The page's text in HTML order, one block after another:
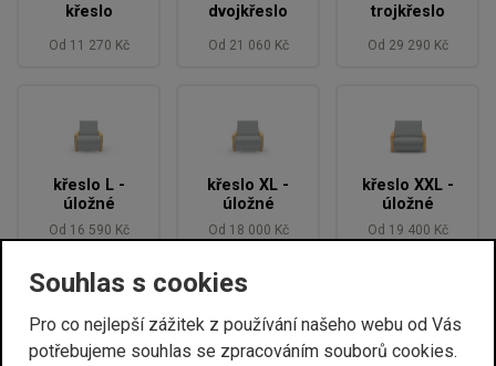
křeslo
Od 11 270 Kč
dvojkřeslo
Od 21 060 Kč
trojkřeslo
Od 29 290 Kč
křeslo L -
úložné
Od 16 590 Kč
křeslo XL -
úložné
Od 18 000 Kč
křeslo XXL -
úložné
Od 19 400 Kč
Souhlas s cookies
Pro co nejlepší zážitek z používání našeho webu od Vás
potřebujeme souhlas se zpracováním souborů cookies.